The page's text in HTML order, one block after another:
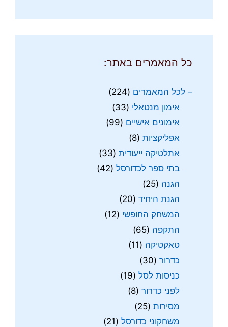
כל המאמרים באתר:
– לכל המאמרים (224)
אימון מנטאלי (33)
אימונים אישיים (99)
אפליקציות (8)
אתלטיקה ייעודית (33)
בתי ספר לכדורסל (42)
הגנה (25)
הגנת היחיד (20)
המשחק החופשי (12)
התקפה (65)
טאקטיקה (11)
כדרור (30)
כניסות לסל (19)
לפני כדרור (8)
מסירות (25)
משחקוני כדורסל (21)